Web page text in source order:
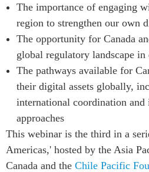
The importance of engaging
region to strengthen our own
The opportunity for Canada
global regulatory landscape
The pathways available for
their digital assets globally,
international coordination
approaches
This webinar is the third in a
Americas,' hosted by the Asia
Canada and the Chile Pacific